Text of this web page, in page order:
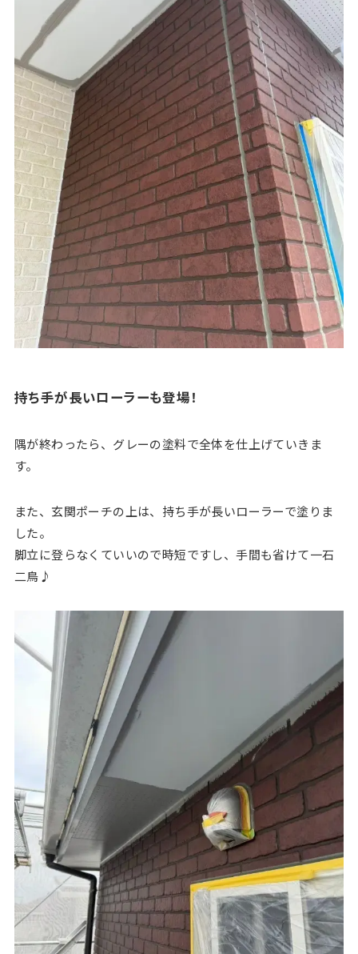
持ち手が長いローラーも登場！
隅が終わったら、グレーの塗料で全体を仕上げていきま
す。
また、玄関ポーチの上は、持ち手が長いローラーで塗りま
した。
脚立に登らなくていいので時短ですし、手間も省けて一石
二鳥♪